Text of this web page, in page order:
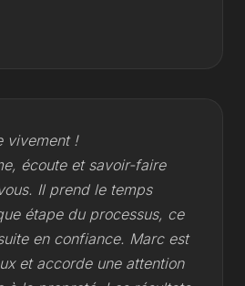
vivement !
écoute et savoir-faire
Il prend le temps
étape du processus, ce
en confiance. Marc est
et accorde une attention